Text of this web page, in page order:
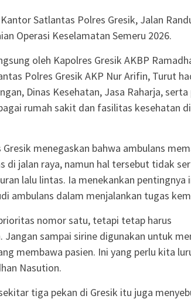
Satlantas Polres Gresik, Jalan
Operasi Keselamatan Semeru 2026.
oleh Kapolres Gresik AKBP
Polres Gresik AKP Nur Arifin, Turut
Dinas Kesehatan, Jasa Raharja, serta
rumah sakit dan fasilitas kesehatan
menegaskan bahwa ambulans
di jalan raya, namun hal tersebut tidak
lalu lintas. Ia menekankan pentingnya
ambulans dalam menjalankan tugas
nomor satu, tetapi tetap harus
sampai sirine digunakan untuk
membawa pasien. Ini yang perlu kita
Nasution.
tiga pekan di Gresik itu juga